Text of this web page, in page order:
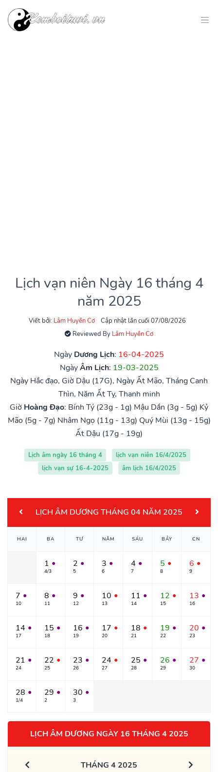
Lịch vạn niên Ngày 16 tháng 4
năm 2025
Viết bởi: Lâm Huyền Cơ
Cập nhật lần cuối 07/08/2026
Reviewed By Lâm Huyền Cơ
Ngày Dương Lịch: 16-04-2025
NgàyÂm Lịch: 19-03-2025
Ngày Hắc đạo, Giờ Dậu (17G), Ngày Ất Mão, Tháng Canh
Thìn, Năm Ất Tỵ, Thanh minh
Giờ Hoàng Đạo: Bính Tý (23g - 1g) Mậu Dần (3g - 5g) Kỷ
Mão (5g - 7g) Nhâm Ngọ (11g - 13g) Quý Mùi (13g - 15g)
Ất Dậu (17g - 19g)
Lịch âm ngày 16 tháng 4
lịch vạn niên 16/4/2025
lịch vạn sự 16-4-2025
âm lịch 16/4/2025
LỊCH ÂM DƯƠNG THÁNG 04 NĂM 2025
HAI BA TƯ NĂM SÁU BẢY CN
1 ●
4/3
2 ●
5
3 ●
6
4 ●
7
5 ●
8
6 ●
9
7 ●
10
8 ●
11
9 ●
12
10 ●
13
11 ●
14
12 ●
15
13 ●
16
14 ●
17
15 ●
18
16 ●
19
17 ●
20
18 ●
21
19 ●
22
20 ●
23
21 ●
24
22 ●
25
23 ●
26
24 ●
27
25 ●
28
26 ●
29
27 ●
30
28 ●
1/4
29 ●
2
30 ●
3
LỊCH ÂM DƯƠNG NGÀY 16 THÁNG 4 2025
THÁNG 4 2025